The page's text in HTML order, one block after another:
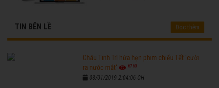
TIN BÊN LỀ Đọc thêm
Châu Tinh Trì hứa hẹn phim chiếu Tết 'cười
ra nước mắt'
6760
03/01/2019 2:04:06 CH